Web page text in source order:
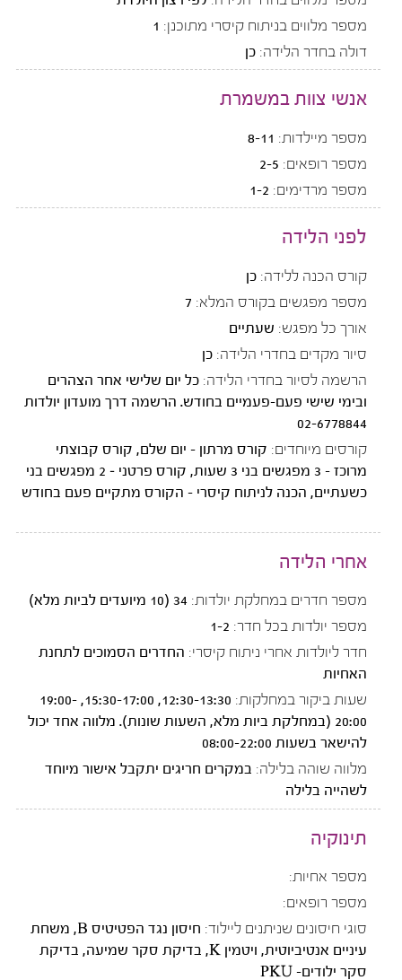
מספר מלווים בניתוח קיסרי מתוכנן: 1
דולה בחדר הלידה: כן
אנשי צוות במשמרת
מספר מיילדות: 8-11
מספר רופאים: 2-5
מספר מרדימים: 1-2
לפני הלידה
קורס הכנה ללידה: כן
מספר מפגשים בקורס המלא: 7
אורך כל מפגש: שעתיים
סיור מקדים בחדרי הלידה: כן
הרשמה לסיור בחדרי הלידה: כל יום שלישי אחר הצהרים
ובימי שישי פעם-פעמיים בחודש. הרשמה דרך מועדון יולדות
02-6778844
קורסים מיוחדים: קורס מרתון - יום שלם, קורס קבוצתי
מרוכז - 3 מפגשים בני 3 שעות, קורס פרטני – 2 מפגשים בני
כשעתיים, הכנה לניתוח קיסרי - הקורס מתקיים פעם בחודש
אחרי הלידה
מספר חדרים במחלקת יולדות: 34 (10 מיועדים לביות מלא)
מספר יולדות בכל חדר: 1-2
חדר ליולדות אחרי ניתוח קיסרי: החדרים הסמוכים לתחנת
האחיות
שעות ביקור במחלקות:
12:30-13:30, 15:30-17:00, 19:00-
20:00 (במחלקת ביות מלא, השעות שונות). מלווה אחד יכול
להישאר בשעות 08:00-22:00
מלווה שוהה בלילה: במקרים חריגים יתקבל אישור מיוחד
לשהייה בלילה
תינוקיה
מספר אחיות:
מספר רופאים:
סוגי חיסונים שניתנים ליילוד:
חיסון נגד הפטיטיס B, משחת
עיניים אנטיביוטית, ויטמין K, בדיקת סקר שמיעה, בדיקת
סקר ילודים- PKU